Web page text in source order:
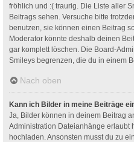
fröhlich und :( traurig. Die Liste aller
Beitrags sehen. Versuche bitte
benutzen, sie können einen Beitrag
Moderator könnte deshalb deinen
gar komplett löschen. Die Board-
Smileys begrenzen, die du in einem
Nach oben
Kann ich Bilder in meine Beiträge
Ja, Bilder können in deinem Beitrag
Administration Dateianhänge erlaubt
hochladen. Ansonsten musst du zu